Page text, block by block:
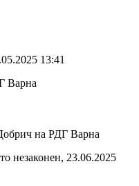
13:41
Варна
на РДГ Варна
незаконен, 23.06.2025